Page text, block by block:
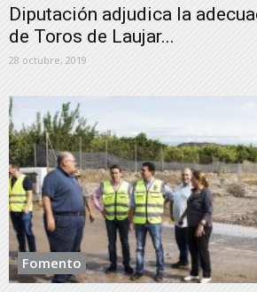
Diputación adjudica la
de Toros de Laujar...
28 octubre, 2019
Fomento